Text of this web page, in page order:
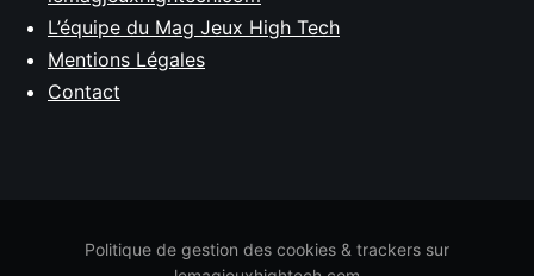
L’équipe du Mag Jeux High Tech
Mentions Légales
Contact
Politique de gestion des cookies & trackers sur